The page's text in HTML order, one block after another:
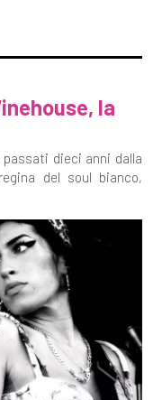
la
passati dieci anni dalla
del soul bianco,